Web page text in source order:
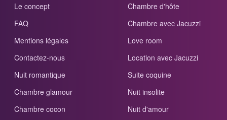
Le concept
FAQ
Mentions légales
Contactez-nous
Chambre d'hôte
Chambre avec Jacuzzi
Love room
Location avec Jacuzzi
Nuit romantique
Chambre glamour
Chambre cocon
Suite coquine
Nuit insolite
Nuit d'amour